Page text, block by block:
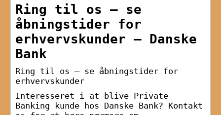
Ring til os – se
åbningstider for
erhvervskunder – Danske
Bank
Ring til os – se åbningstider for
erhvervskunder
Interesseret i at blive Private
Banking kunde hos Danske Bank? Kontakt